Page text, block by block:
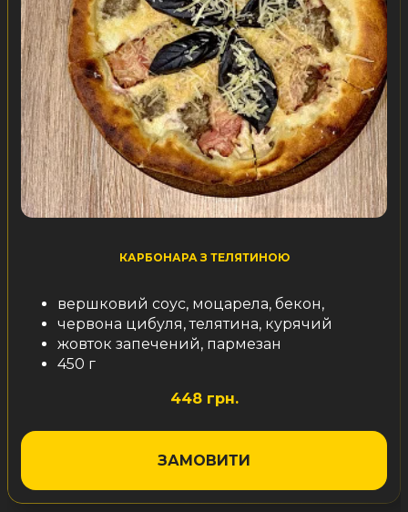
КАРБОНАРА З ТЕЛЯТИНОЮ
вершковий соус, моцарела, бекон,
червона цибуля, телятина, курячий
жовток запечений, пармезан
450 г
448 грн.
ЗАМОВИТИ